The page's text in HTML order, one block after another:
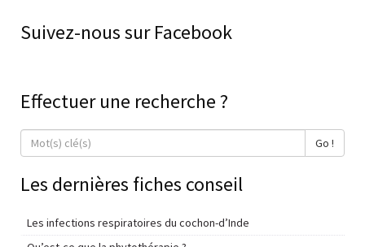
Suivez-nous sur Facebook
Effectuer une recherche ?
Go !
Les dernières fiches conseil
Les infections respiratoires du cochon-d’Inde